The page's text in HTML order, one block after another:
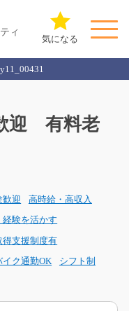
ィ
気になる
y11_00431
迎 有料老
歓迎 高時給・高収入
経験を活かす
得支援制度有
イク通勤OK シフト制